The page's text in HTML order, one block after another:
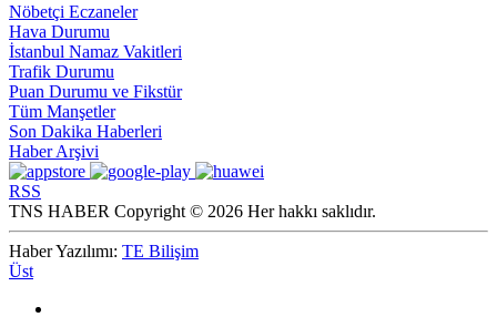
Nöbetçi Eczaneler
Hava Durumu
İstanbul Namaz Vakitleri
Trafik Durumu
Puan Durumu ve Fikstür
Tüm Manşetler
Son Dakika Haberleri
Haber Arşivi
RSS
TNS HABER Copyright © 2026 Her hakkı saklıdır.
Haber Yazılımı: TE Bilişim
Üst